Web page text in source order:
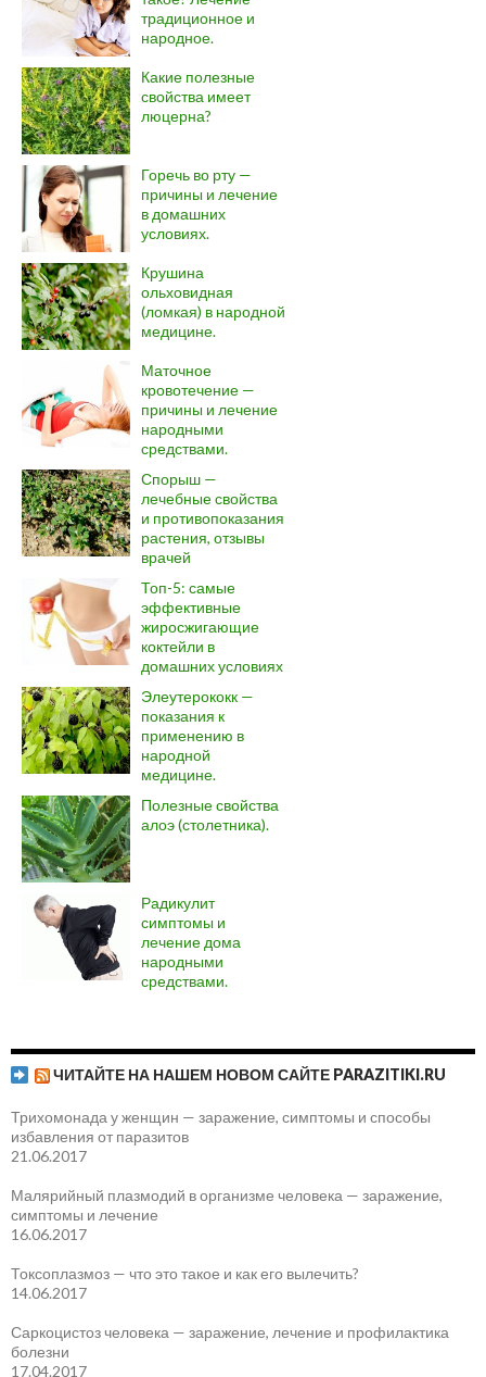
традиционное и
народное.
Какие полезные
свойства имеет
люцерна?
Горечь во рту —
причины и лечение
в домашних
условиях.
Крушина
ольховидная
(ломкая) в народной
медицине.
Маточное
кровотечение —
причины и лечение
народными
средствами.
Спорыш —
лечебные свойства
и противопоказания
растения, отзывы
врачей
Топ-5: самые
эффективные
жиросжигающие
коктейли в
домашних условиях
Элеутерококк —
показания к
применению в
народной
медицине.
Полезные свойства
алоэ (столетника).
Радикулит
симптомы и
лечение дома
народными
средствами.
ЧИТАЙТЕ НА НАШЕМ НОВОМ САЙТЕ PARAZITIKI.RU
Трихомонада у женщин — заражение, симптомы и способы
избавления от паразитов
21.06.2017
Малярийный плазмодий в организме человека — заражение,
симптомы и лечение
16.06.2017
Токсоплазмоз — что это такое и как его вылечить?
14.06.2017
Саркоцистоз человека — заражение, лечение и профилактика
болезни
17.04.2017